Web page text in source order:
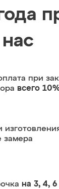
при
всего
замера
на 3, 4,